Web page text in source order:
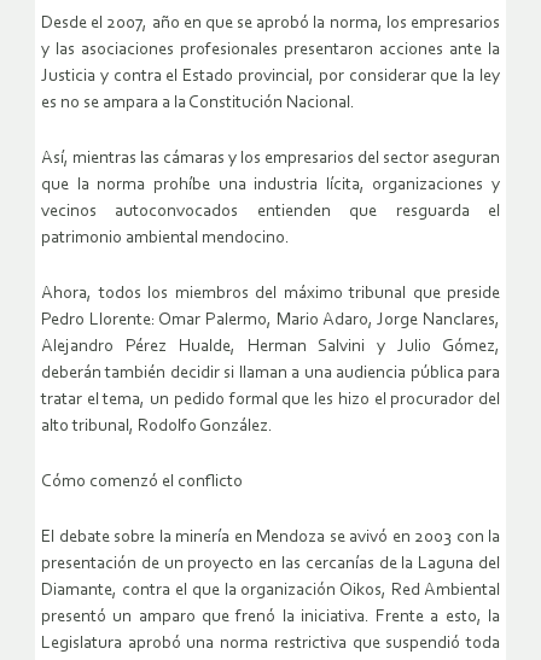
Desde el 2007, año en que se aprobó la norma, los empresarios
y las asociaciones profesionales presentaron acciones ante la
Justicia y contra el Estado provincial, por considerar que la ley
es no se ampara a la Constitución Nacional.
Así, mientras las cámaras y los empresarios del sector aseguran
que la norma prohíbe una industria lícita, organizaciones y
vecinos autoconvocados entienden que resguarda el
patrimonio ambiental mendocino.
Ahora, todos los miembros del máximo tribunal que preside
Pedro Llorente: Omar Palermo, Mario Adaro, Jorge Nanclares,
Alejandro Pérez Hualde, Herman Salvini y Julio Gómez,
deberán también decidir si llaman a una audiencia pública para
tratar el tema, un pedido formal que les hizo el procurador del
alto tribunal, Rodolfo González.
Cómo comenzó el conflicto
El debate sobre la minería en Mendoza se avivó en 2003 con la
presentación de un proyecto en las cercanías de la Laguna del
Diamante, contra el que la organización Oikos, Red Ambiental
presentó un amparo que frenó la iniciativa. Frente a esto, la
Legislatura aprobó una norma restrictiva que suspendió toda